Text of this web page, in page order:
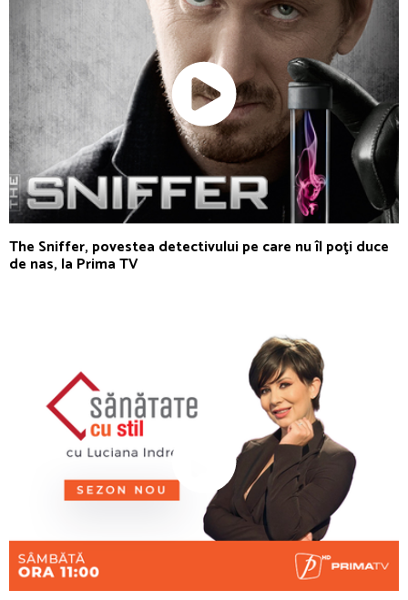
The Sniffer, povestea detectivului pe care nu îl poţi duce
de nas, la Prima TV